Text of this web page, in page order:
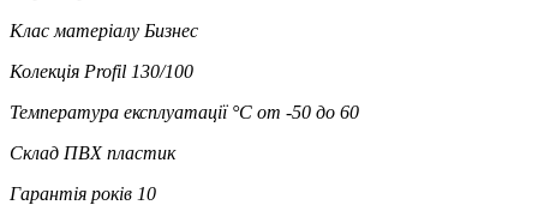
Клас матеріалу Бизнес
Колекція Profil 130/100
Температура експлуатації °C от -50 до 60
Склад ПВХ пластик
Гарантія років 10